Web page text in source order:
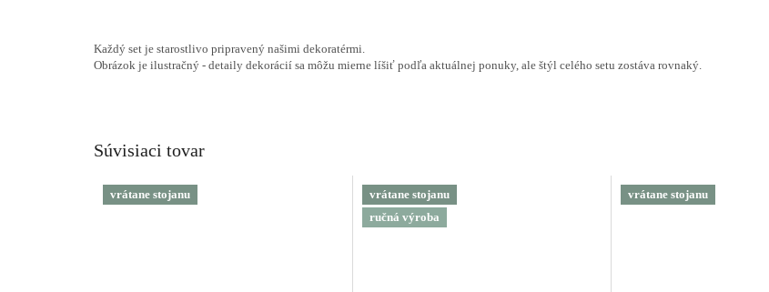
Súvisiaci tovar
vrátane stojanu
vrátane stojanu
ručná výroba
vrátane stojanu
Každý set je starostlivo pripravený našimi dekoratérmi.
Obrázok je ilustračný - detaily dekorácií sa môžu mierne líšiť podľa aktuálnej ponuky, ale štýl celého setu zostáva rovnaký.